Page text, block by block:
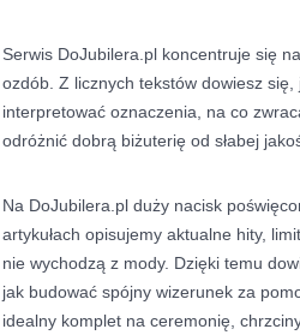
Serwis DoJubilera.pl koncentruje się
ozdób. Z licznych tekstów dowiesz
interpretować oznaczenia, na co
odróżnić dobrą biżuterię od słabej
Na DoJubilera.pl duży nacisk
artykułach opisujemy aktualne hity,
nie wychodzą z mody. Dzięki temu
jak budować spójny wizerunek za
idealny komplet na ceremonię,